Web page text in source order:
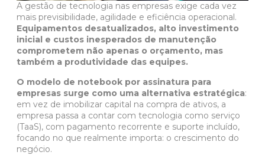
A gestão de tecnologia nas empresas exige cada vez
mais previsibilidade, agilidade e eficiência operacional.
Equipamentos desatualizados, alto investimento
inicial e custos inesperados de manutenção
comprometem não apenas o orçamento, mas
também a produtividade das equipes.
O modelo de notebook por assinatura para
empresas surge como uma alternativa estratégica:
em vez de imobilizar capital na compra de ativos, a
empresa passa a contar com tecnologia como serviço
(TaaS), com pagamento recorrente e suporte incluído,
focando no que realmente importa: o crescimento do
negócio.